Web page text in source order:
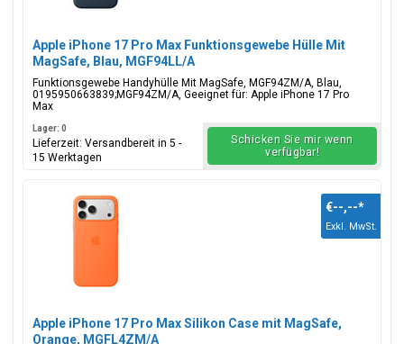
Apple iPhone 17 Pro Max Funktionsgewebe Hülle Mit
MagSafe, Blau, MGF94LL/A
Funktionsgewebe Handyhülle Mit MagSafe, MGF94ZM/A, Blau,
0195950663839;MGF94ZM/A, Geeignet für: Apple iPhone 17 Pro
Max
Lager: 0
Lieferzeit: Versandbereit in 5 -
15 Werktagen
Schicken Sie mir wenn
verfügbar!
Apple iPhone 17 Pro Max Silikon Case mit MagSafe,
Orange, MGFL4ZM/A
€--,--*
Exkl. MwSt.